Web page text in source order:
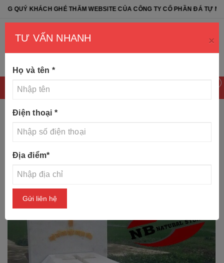
GHÉ THĂM WEBSITE CỦA CÔNG TY CỔ PHẦN ĐÁ TỰ NHIÊN NB -
2020
TƯ VẤN NHANH ×
Họ và tên *
Điện thoại *
Địa điểm*
Gửi liên hệ